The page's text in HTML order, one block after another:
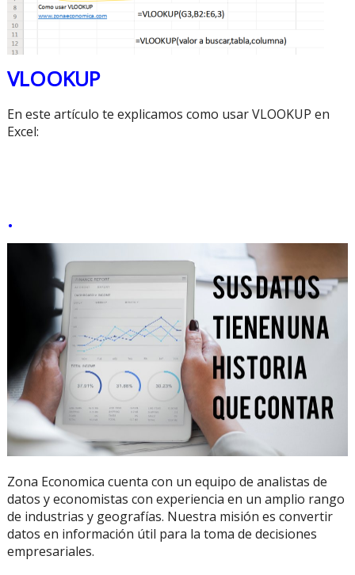
VLOOKUP
En este artículo te explicamos como usar VLOOKUP en
Excel:
·
Zona Economica cuenta con un equipo de analistas de
datos y economistas con experiencia en un amplio rango
de industrias y geografías. Nuestra misión es convertir
datos en información útil para la toma de decisiones
empresariales.